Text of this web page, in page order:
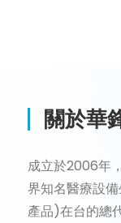
關於華
成立於2006年
界知名醫療設
產品)在台的總